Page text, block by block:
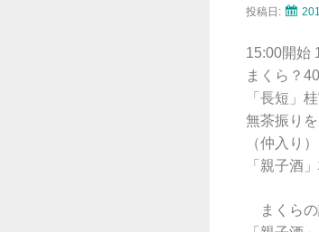
投稿日:
15:00開始
まくら？
「長短」
無茶振り
（仲入り）
「親子酒
まくらの